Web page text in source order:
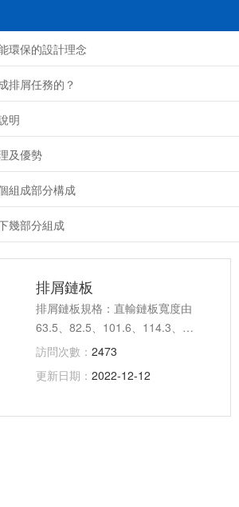
環保的設計理念
排屑任務的？
明
及優勢
組成部分構成
幾部分組成
排屑鏈板
排屑鏈板規格：直輸鏈板寬度由
63.5、82.5、101.6、114.3、
152.4、190.5、254、304.8；轉彎
190.5、304.8。
訪問次數：2473
更新日期：2022-12-12